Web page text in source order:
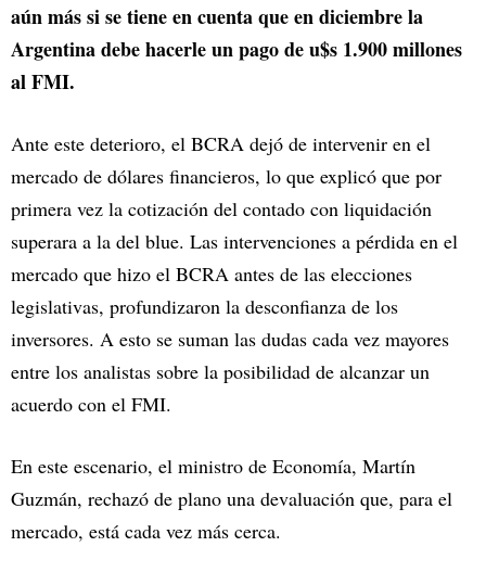
aún más si se tiene en cuenta que en diciembre la
Argentina debe hacerle un pago de u$s 1.900 millones
al FMI.
Ante este deterioro, el BCRA dejó de intervenir en el
mercado de dólares financieros, lo que explicó que por
primera vez la cotización del contado con liquidación
superara a la del blue. Las intervenciones a pérdida en el
mercado que hizo el BCRA antes de las elecciones
legislativas, profundizaron la desconfianza de los
inversores. A esto se suman las dudas cada vez mayores
entre los analistas sobre la posibilidad de alcanzar un
acuerdo con el FMI.
En este escenario, el ministro de Economía, Martín
Guzmán, rechazó de plano una devaluación que, para el
mercado, está cada vez más cerca.